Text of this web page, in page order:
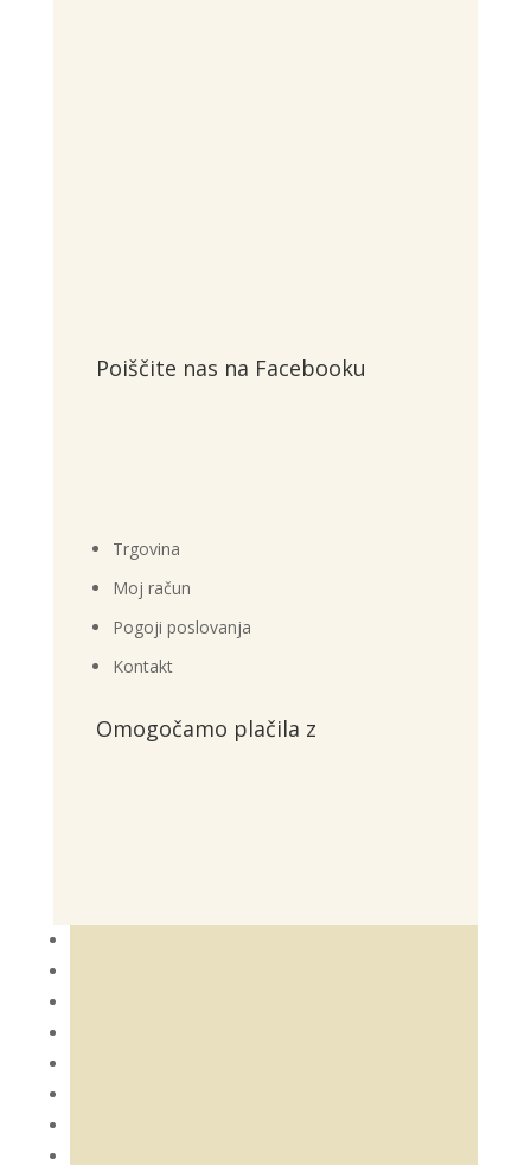
Poiščite nas na Facebooku
Trgovina
Moj račun
Pogoji poslovanja
Kontakt
Omogočamo plačila z